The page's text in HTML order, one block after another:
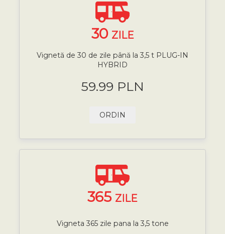
30 ZILE
Vignetă de 30 de zile până la 3,5 t PLUG-IN
HYBRID
59.99 PLN
ORDIN
365 ZILE
Vigneta 365 zile pana la 3,5 tone